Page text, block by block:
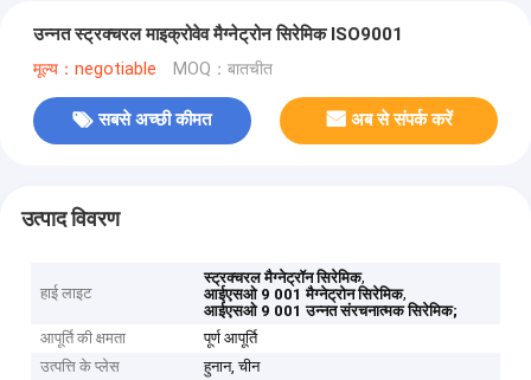
उन्नत स्ट्रक्चरल माइक्रोवेव मैग्नेट्रोन सिरेमिक ISO9001
मूल्य：negotiable MOQ：बातचीत
सबसे अच्छी कीमत अब से संपर्क करें
उत्पाद विवरण
हाई लाइट
स्ट्रक्चरल मैग्नेट्रॉन सिरेमिक,
आईएसओ 9 001 मैग्नेट्रोन सिरेमिक,
आईएसओ 9 001 उन्नत संरचनात्मक सिरेमिक;
आपूर्ति की क्षमता
पूर्ण आपूर्ति
उत्पत्ति के प्लेस
हुनान, चीन